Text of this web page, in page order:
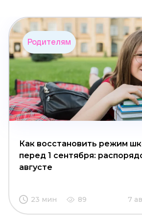
Родителям
Как восстановить режим
перед 1 сентября:
августе
23 мин 89 7